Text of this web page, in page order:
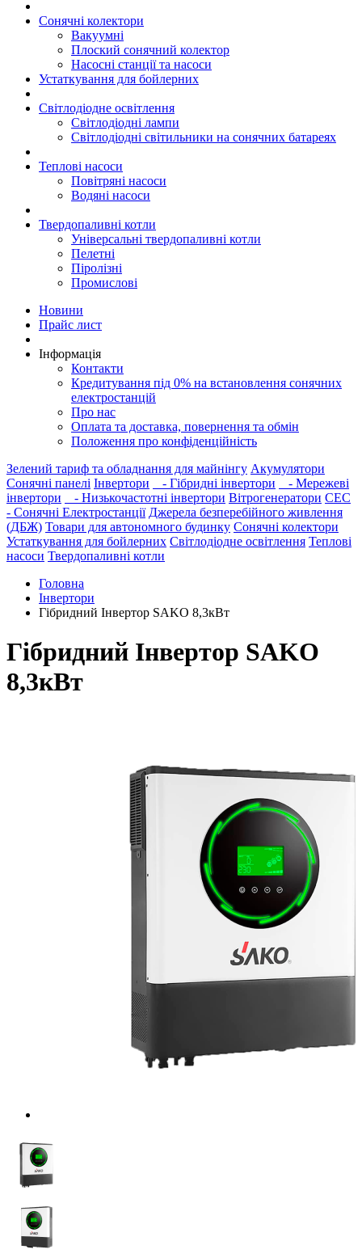
Сонячні колектори
Вакуумні
Плоский сонячний колектор
Насосні станції та насоси
Устаткування для бойлерних
Світлодіодне освітлення
Світлодіодні лампи
Світлодіодні світильники на сонячних батареях
Теплові насоси
Повітряні насоси
Водяні насоси
Твердопаливні котли
Універсальні твердопаливні котли
Пелетні
Піролізні
Промислові
Новини
Прайс лист
Інформація
Контакти
Кредитування під 0% на встановлення сонячних
електростанцій
Про нас
Оплата та доставка, повернення та обмін
Положення про конфіденційність
Зелений тариф та обладнання для майнінгу Акумулятори
Сонячні панелі Інвертори - Гібридні інвертори
- Мережеві
інвертори
- Низькочастотні інвертори Вітрогенератори СЕС
- Сонячні Електростанції Джерела безперебійного живлення
(ДБЖ) Товари для автономного будинку Сонячні колектори
Устаткування для бойлерних Світлодіодне освітлення Теплові
насоси Твердопаливні котли
Головна
Інвертори
Гібридний Інвертор SAKO 8,3кВт
Гібридний Інвертор SAKO
8,3кВт